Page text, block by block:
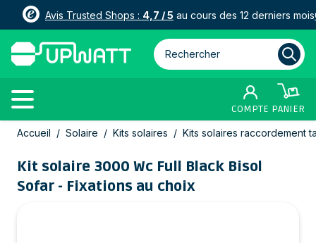
Avis Trusted Shops : 4,7 / 5 au cours des 12 derniers mois
Rechercher parmi plus de
COMPTE PANIER
Allez au contenu
Accueil / Solaire / Kits solaires / Kits solaires raccordement
Kit solaire 3000 Wc Full Black Bisol
Sofar - Fixations au choix